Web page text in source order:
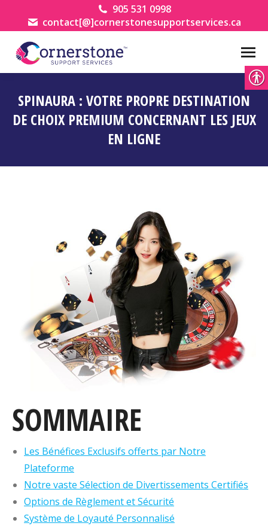
905 531 0998
contact[@]cornerstonesupportservices.ca
SPINAURA : VOTRE PROPRE DESTINATION
DE CHOIX PREMIUM CONCERNANT LES JEUX
EN LIGNE
SOMMAIRE
Les Bénéfices Exclusifs offerts par Notre
Plateforme
Notre vaste Sélection de Divertissements Certifiés
Options de Règlement et Sécurité
Système de Loyauté Personnalisé